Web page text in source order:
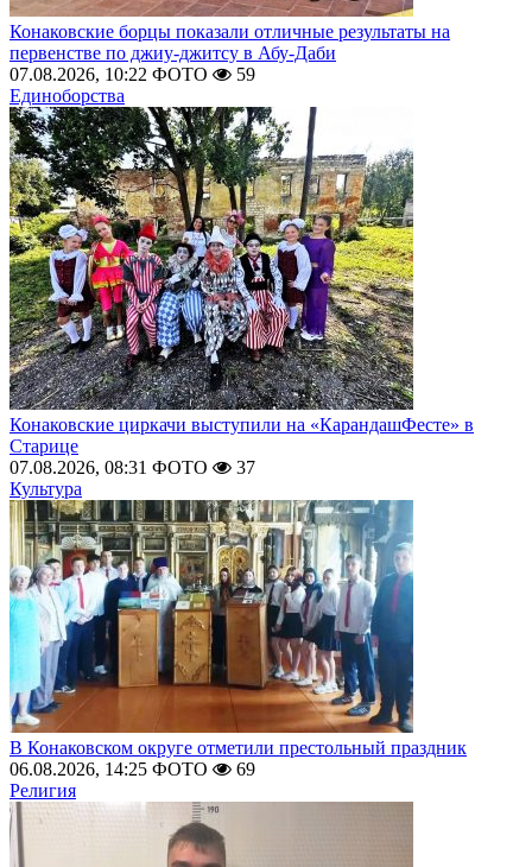
Конаковские борцы показали отличные результаты на
первенстве по джиу-джитсу в Абу-Даби
07.08.2026, 10:22 ФОТО
59
Единоборства
Конаковские циркачи выступили на «КарандашФесте» в
Старице
07.08.2026, 08:31 ФОТО
37
Культура
В Конаковском округе отметили престольный праздник
06.08.2026, 14:25 ФОТО
69
Религия